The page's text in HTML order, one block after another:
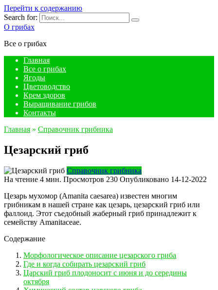
Перейти к содержанию
Search for:
О грибах
Все о грибах
Главная
Все о грибах
Ягоды
Цветоводство
Крем здоров
Выращивание грибов
Контакты
Главная » Справочник грибника
Цезарский гриб
Справочник грибника
На чтение 4 мин. Просмотров 230 Опубликовано 14-12-2022
Цезарь мухомор (Amanita caesarea) известен многим
грибникам в нашей стране как цезарь, цезарский гриб или
фаллоид. Этот съедобный жаберный гриб принадлежит к
семейству Amanitaceae.
Содержание
Морфологическое описание цезарского гриба
Где и когда собирать цезарский гриб
Царский гриб плодоносит с июня и до середины
октября